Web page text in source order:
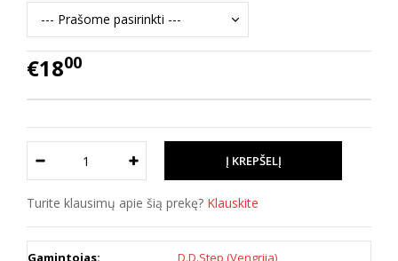
€1800
Turite klausimų apie šią prekę? Klauskite
Gamintojas: D.D.Step (Vengrija)